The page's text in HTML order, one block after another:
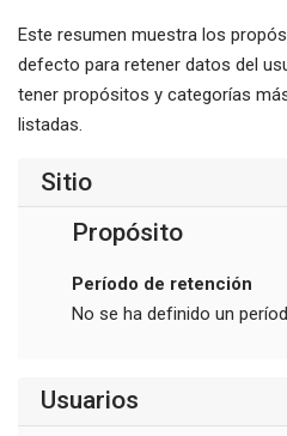
Este resumen muestra los
defecto para retener datos del
tener propósitos y categorías
listadas.
Sitio
Propósito
Período de retención
No se ha definido un
Usuarios